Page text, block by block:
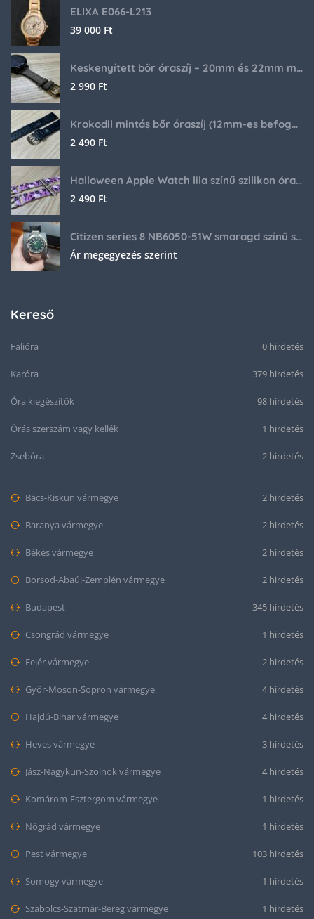
ELIXA E066-L213
39 000 Ft
Keskenyített bőr óraszíj – 20mm és 22mm méretben
2 990 Ft
Krokodil mintás bőr óraszíj (12mm-es befogóval rendelkező órához)
2 490 Ft
Halloween Apple Watch lila színű szilikon óraszíj
2 490 Ft
Citizen series 8 NB6050-51W smaragd színű számlappal
Ár megegyezés szerint
Kereső
Falióra 0 hirdetés
Karóra 379 hirdetés
Óra kiegészítők 98 hirdetés
Órás szerszám vagy kellék 1 hirdetés
Zsebóra 2 hirdetés
Bács-Kiskun vármegye 2 hirdetés
Baranya vármegye 2 hirdetés
Békés vármegye 2 hirdetés
Borsod-Abaúj-Zemplén vármegye 2 hirdetés
Budapest 345 hirdetés
Csongrád vármegye 1 hirdetés
Fejér vármegye 2 hirdetés
Győr-Moson-Sopron vármegye 4 hirdetés
Hajdú-Bihar vármegye 4 hirdetés
Heves vármegye 3 hirdetés
Jász-Nagykun-Szolnok vármegye 4 hirdetés
Komárom-Esztergom vármegye 1 hirdetés
Nógrád vármegye 1 hirdetés
Pest vármegye 103 hirdetés
Somogy vármegye 1 hirdetés
Szabolcs-Szatmár-Bereg vármegye 1 hirdetés